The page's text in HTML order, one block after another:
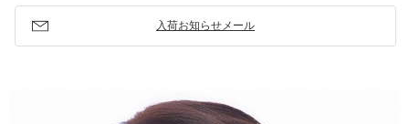
入荷お知らせメール